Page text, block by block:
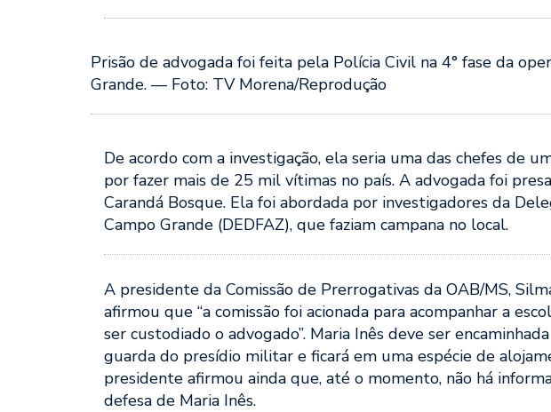
Prisão de advogada foi feita pela Polícia Civil na 4° fase da
Grande. — Foto: TV Morena/Reprodução
De acordo com a investigação, ela seria uma das chefes de
por fazer mais de 25 mil vítimas no país. A advogada foi
Carandá Bosque. Ela foi abordada por investigadores da
Campo Grande (DEDFAZ), que faziam campana no local.
A presidente da Comissão de Prerrogativas da OAB/MS,
afirmou que “a comissão foi acionada para acompanhar a
ser custodiado o advogado”. Maria Inês deve ser
guarda do presídio militar e ficará em uma espécie de
presidente afirmou ainda que, até o momento, não há
defesa de Maria Inês.